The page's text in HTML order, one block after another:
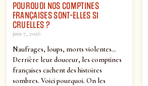
POURQUOI NOS COMPTINES
FRANÇAISES SONT-ELLES SI
CRUELLES ?
juin 7, 2026
Naufrages, loups, morts violentes…
Derrière leur douceur, les comptines
françaises cachent des histoires
sombres. Voici pourquoi. On les